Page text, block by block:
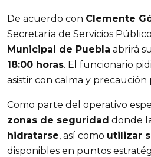
De acuerdo con Clemente
Secretaría de Servicios
Municipal de Puebla abrirá
18:00 horas. El funcionario
asistir con calma y precaución
zonas de seguridad
hidratarse, así como utilizar
disponibles en puntos